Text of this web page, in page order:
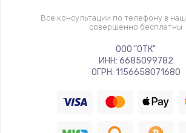
700 руб.
Заказать
Замена ТЭНа
Заказать
Все консультации по телефону в
совершенно бесплатны
ООО "ОТК"
ИНН: 6685099782
ОГРН: 1156658071680